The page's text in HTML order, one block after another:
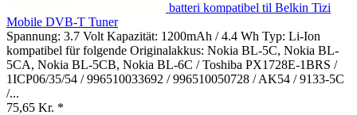
batteri kompatibel til Belkin Tizi
Mobile DVB-T Tuner
Spannung: 3.7 Volt Kapazität: 1200mAh / 4.4 Wh Typ: Li-Ion
kompatibel für folgende Originalakkus: Nokia BL-5C, Nokia BL-
5CA, Nokia BL-5CB, Nokia BL-6C / Toshiba PX1728E-1BRS /
1ICP06/35/54 / 996510033692 / 996510050728 / AK54 / 9133-5C
/...
75,65 Kr. *